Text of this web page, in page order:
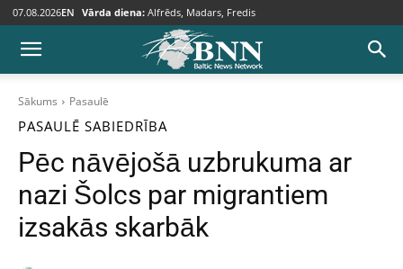
07.08.2026EN Vārda diena: Alfrēds, Madars, Fredis
Sākums Pasaulē
PASAULĒ SABIEDRĪBA
Pēc nāvējošā uzbrukuma ar
nazi Šolcs par migrantiem
izsakās skarbāk